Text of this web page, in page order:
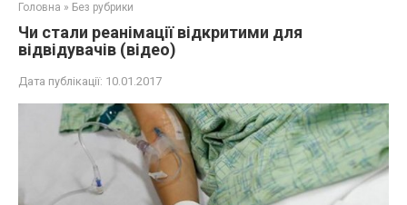
Головна » Без рубрики
Чи стали реанімації відкритими для
відвідувачів (відео)
Дата публікації: 10.01.2017